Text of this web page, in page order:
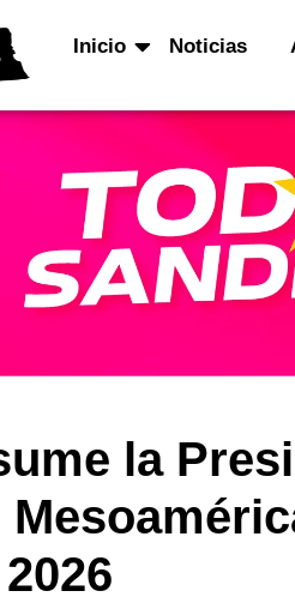
Inicio Noticias
la